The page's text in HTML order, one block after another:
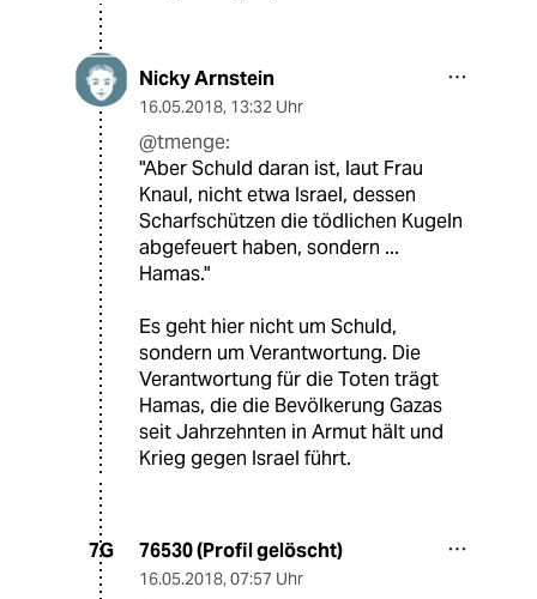
Nicky Arnstein
16.05.2018, 13:32 Uhr
@tmenge:
"Aber Schuld daran ist, laut Frau
Knaul, nicht etwa Israel, dessen
Scharfschützen die tödlichen Kugeln
abgefeuert haben, sondern ...
Hamas."
Es geht hier nicht um Schuld,
sondern um Verantwortung. Die
Verantwortung für die Toten trägt
Hamas, die die Bevölkerung Gazas
seit Jahrzehnten in Armut hält und
Krieg gegen Israel führt.
7G 76530 (Profil gelöscht)
16.05.2018, 07:57 Uhr